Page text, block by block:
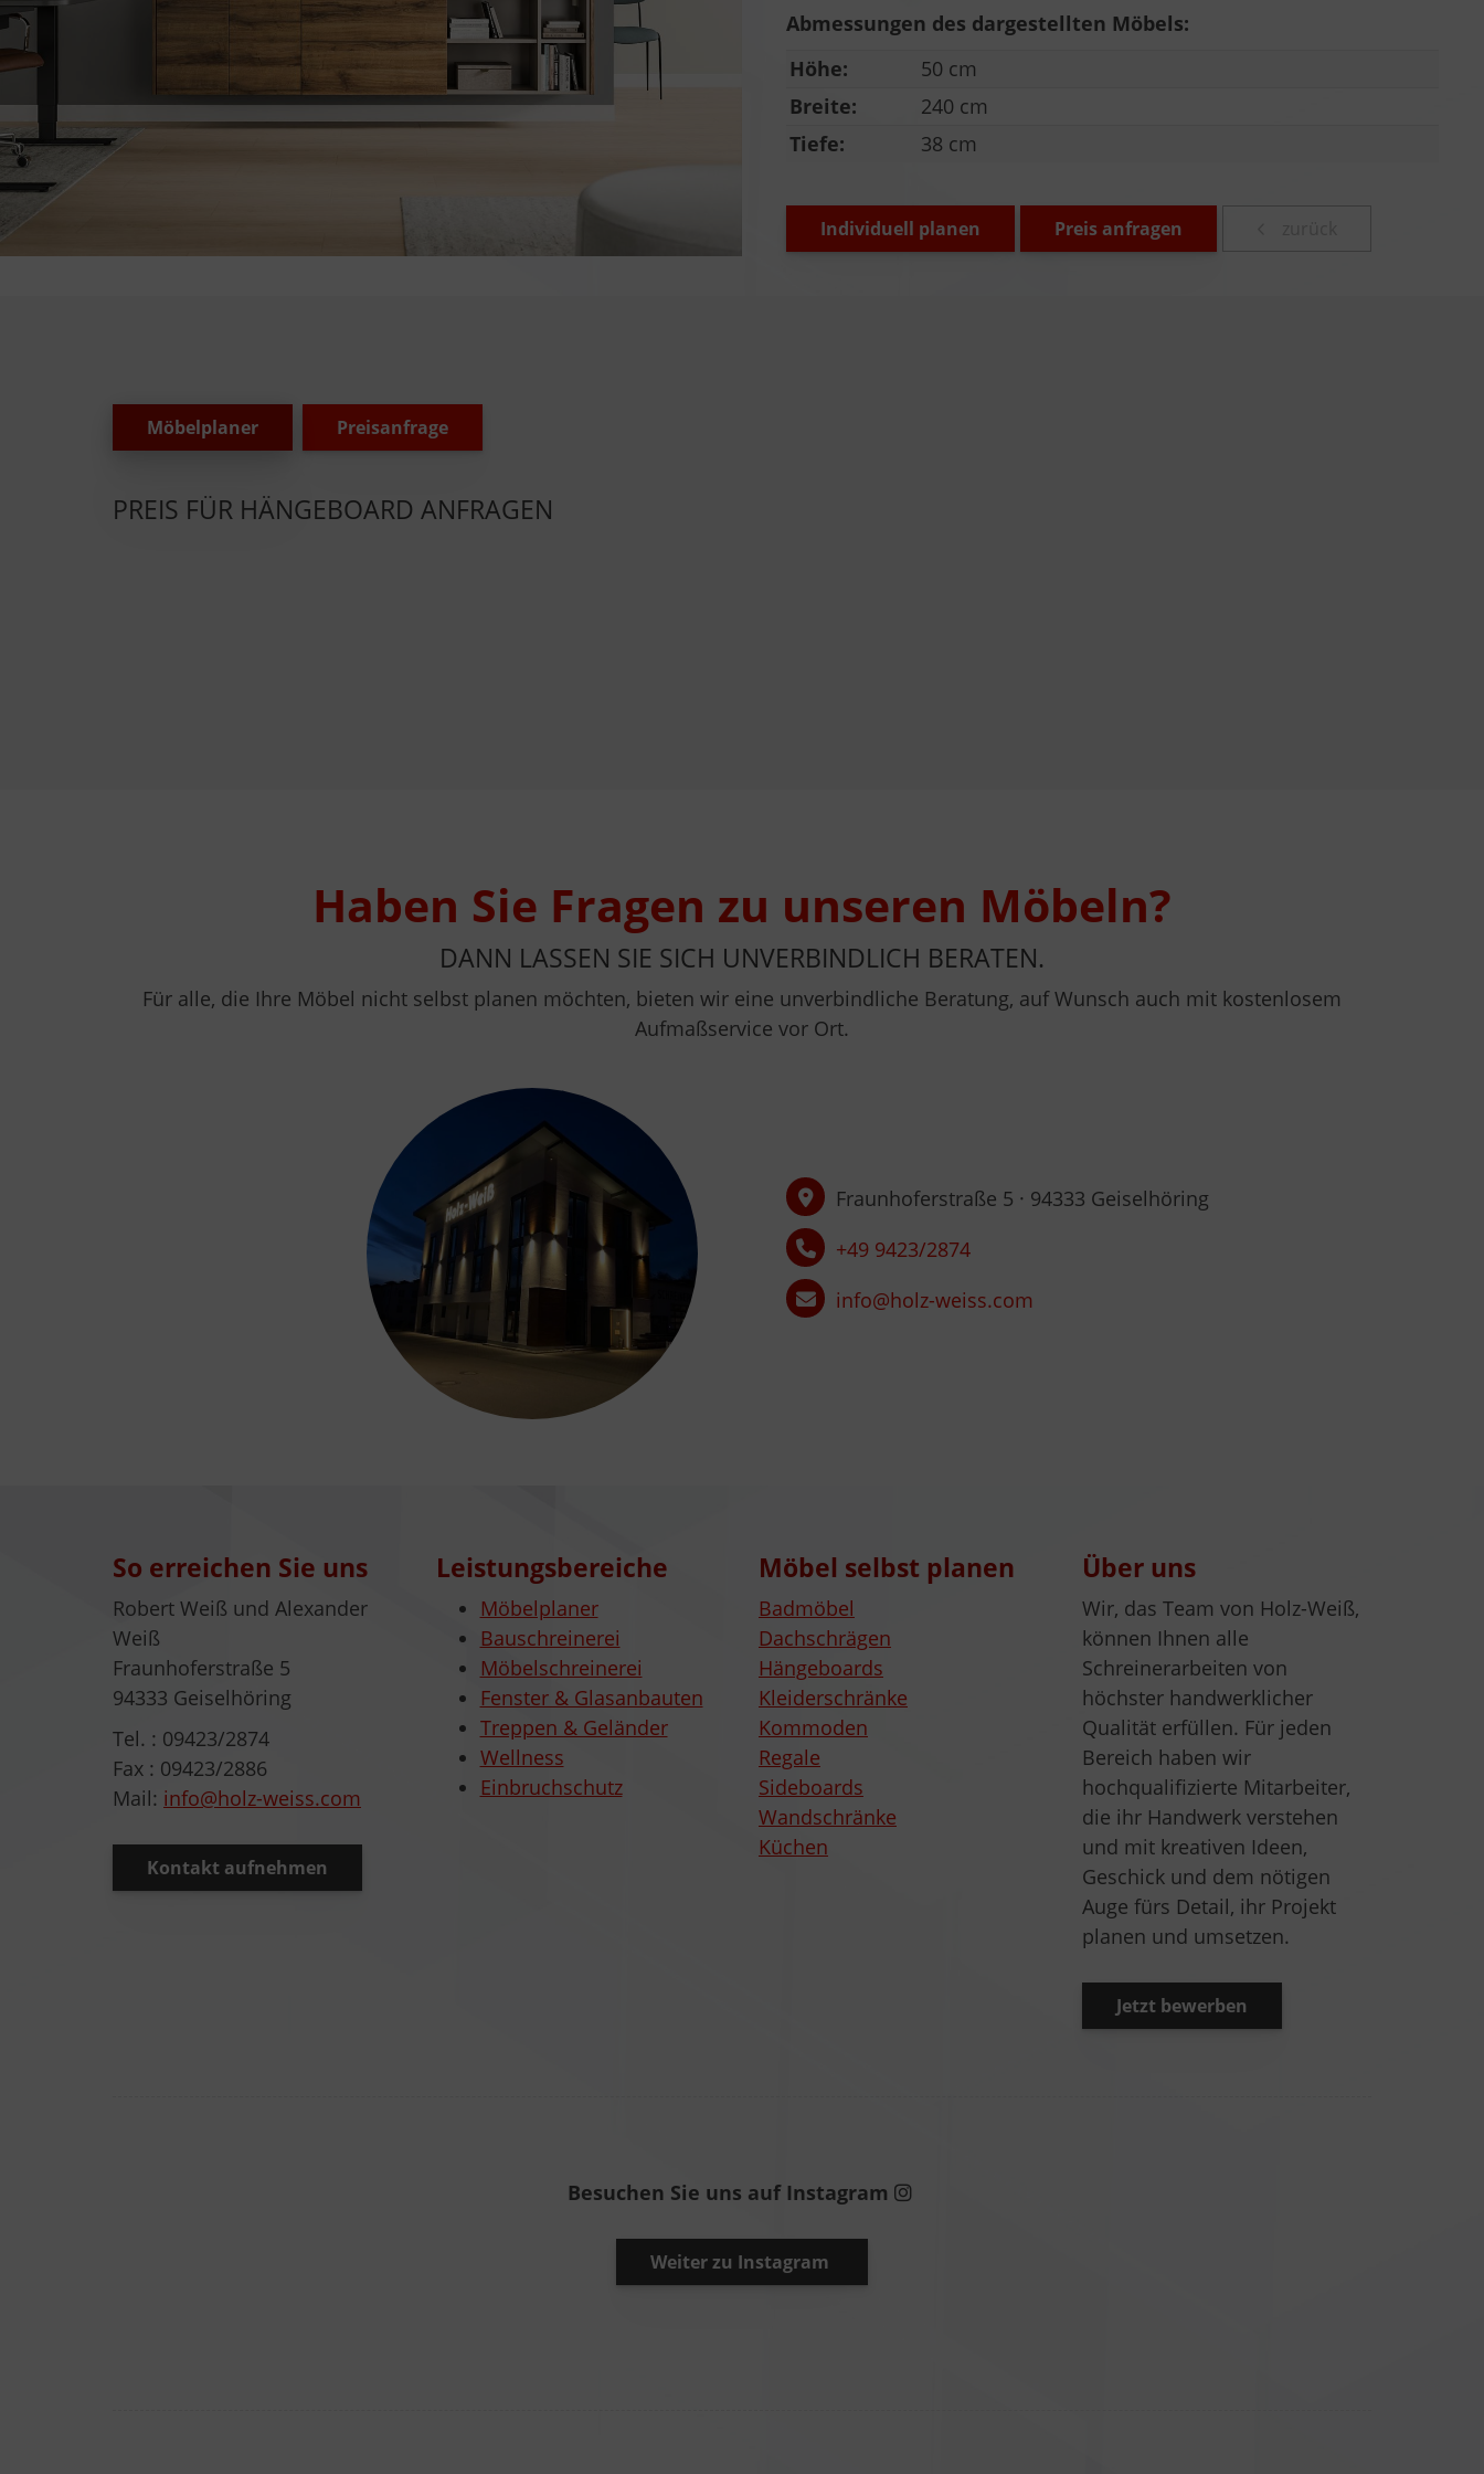
Abmessungen des dargestellten Möbels:
Höhe:
50 cm
Breite:
240 cm
Tiefe:
38 cm
Individuell planen Preis anfragen
Möbelplaner Preisanfrage
PREIS FÜR HÄNGEBOARD ANFRAGEN
Haben Sie Fragen zu unseren Möbeln?
DANN LASSEN SIE SICH UNVERBINDLICH BERATEN.
Für alle, die Ihre Möbel nicht selbst planen möchten, bieten wir eine unverbindliche Beratung, auf Wunsch auch mit kostenlosem
Aufmaßservice vor Ort.
Fraunhoferstraße 5 · 94333 Geiselhöring
+49 9423/2874
info@holz-weiss.com
So erreichen Sie uns
Robert Weiß und Alexander
Weiß
Fraunhoferstraße 5
94333 Geiselhöring
Tel. : 09423/2874
Fax : 09423/2886
Mail: info@holz-weiss.com
Kontakt aufnehmen
Leistungsbereiche
Möbelplaner
Bauschreinerei
Möbelschreinerei
Fenster & Glasanbauten
Treppen & Geländer
Wellness
Einbruchschutz
Möbel selbst planen
Badmöbel
Dachschrägen
Hängeboards
Kleiderschränke
Kommoden
Regale
Sideboards
Wandschränke
Küchen
Über uns
Wir, das Team von Holz-Weiß,
können Ihnen alle
Schreinerarbeiten von
höchster handwerklicher
Qualität erfüllen. Für jeden
Bereich haben wir
hochqualifizierte Mitarbeiter,
die ihr Handwerk verstehen
und mit kreativen Ideen,
Geschick und dem nötigen
Auge fürs Detail, ihr Projekt
planen und umsetzen.
Jetzt bewerben
Besuchen Sie uns auf Instagram
Weiter zu Instagram